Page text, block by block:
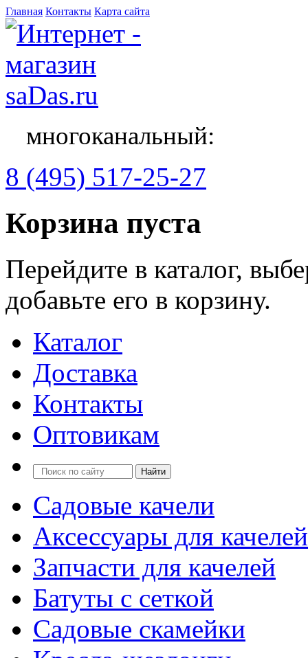
Главная Контакты Карта сайта
многоканальный:
8 (495) 517-25-27
Корзина пуста
Перейдите в каталог,
добавьте его в корзину.
Каталог
Доставка
Контакты
Оптовикам
Садовые качели
Аксессуары для качелей
Запчасти для качелей
Батуты с сеткой
Садовые скамейки